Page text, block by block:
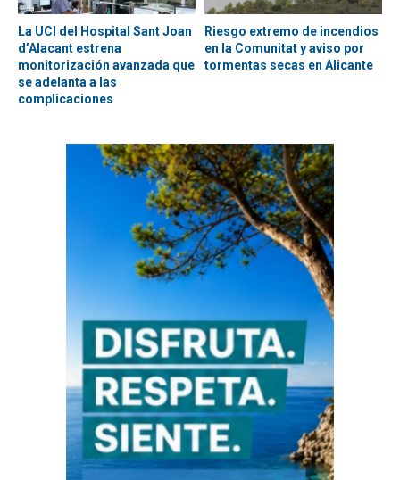
La UCI del Hospital Sant Joan
d’Alacant estrena
monitorización avanzada que
se adelanta a las
complicaciones
Riesgo extremo de incendios
en la Comunitat y aviso por
tormentas secas en Alicante